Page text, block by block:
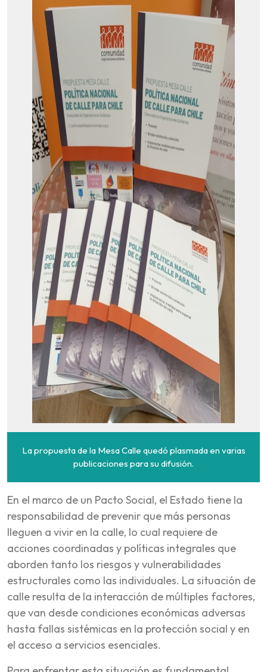
La propuesta de la Mesa Calle quedó plasmada en varias
publicaciones para su difusión.
En el marco de un Pacto Social, el Estado tiene la
responsabilidad de prevenir que más personas
lleguen a vivir en la calle, lo cual requiere de
acciones coordinadas y políticas integrales que
aborden tanto los riesgos y vulnerabilidades
estructurales como las individuales. La situación de
calle resulta de la interacción de múltiples factores,
que van desde condiciones económicas adversas
hasta fallas sistémicas en la protección social y en
el acceso a servicios esenciales.